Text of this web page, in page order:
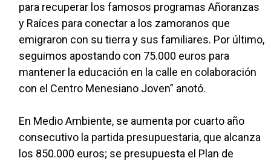
para recuperar los famosos programas Añoranzas
y Raíces para conectar a los zamoranos que
emigraron con su tierra y sus familiares. Por último,
seguimos apostando con 75.000 euros para
mantener la educación en la calle en colaboración
con el Centro Menesiano Joven” anotó.
En Medio Ambiente, se aumenta por cuarto año
consecutivo la partida presupuestaria, que alcanza
los 850.000 euros; se presupuesta el Plan de